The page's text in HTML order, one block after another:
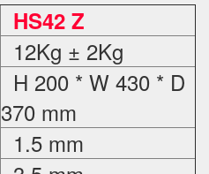
HS42 Z
12Kg ± 2Kg
H 200 * W 430 * D
370 mm
1.5 mm